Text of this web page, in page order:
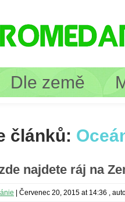
Dle země
článků:
najdete ráj na
Červenec 20, 2015 at 14:36 ,